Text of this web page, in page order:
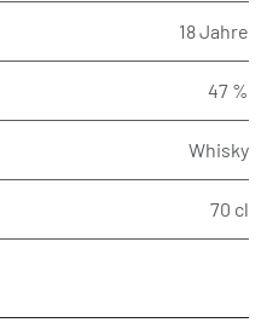
18 Jahre
47 %
Whisky
70 cl